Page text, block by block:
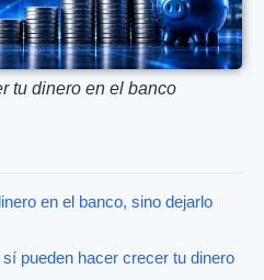
tu dinero en el banco
en el banco, sino dejarlo
pueden hacer crecer tu dinero